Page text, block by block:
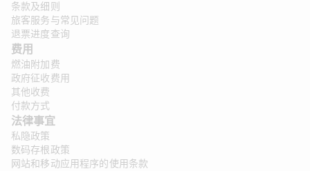
条款及细则
旅客服务与常见问题
退票进度查询
费用
燃油附加费
政府征收费用
其他收费
付款方式
法律事宜
私隐政策
数码存根政策
网站和移动应用程序的使用条款